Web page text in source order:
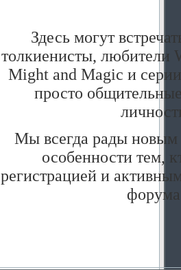
Здесь могут
толкиенисты, любители
Might and Magic и
просто
Мы всегда рады новым
особенности тем,
регистрацией и